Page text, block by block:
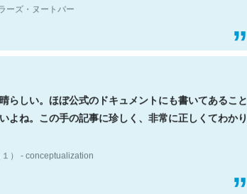
らしい。ほぼ公式のドキュメントにも書いてあること
よね。この手の記事に珍しく、非常に正しくてわかり
） - conceptualization